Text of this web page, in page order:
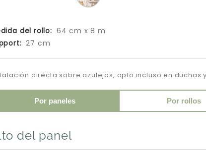
del rollo: 64 cm x 8 m
27 cm
directa sobre azulejos, apto incluso en duchas
Por paneles Por rollos
del panel